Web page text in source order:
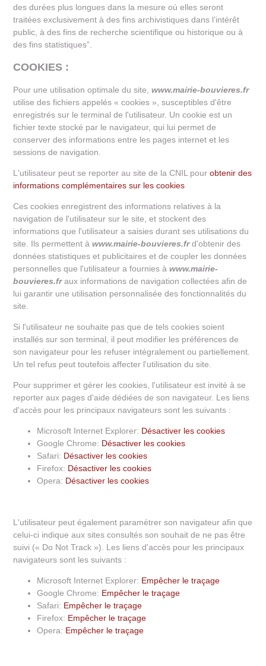
des durées plus longues dans la mesure où elles seront
traitées exclusivement à des fins archivistiques dans l’intérêt
public, à des fins de recherche scientifique ou historique ou à
des fins statistiques”.
COOKIES :
Pour une utilisation optimale du site,www.mairie-bouvieres.fr
utilise des fichiers appelés « cookies », susceptibles d'être
enregistrés sur le terminal de l'utilisateur. Un cookie est un
fichier texte stocké par le navigateur, qui lui permet de
conserver des informations entre les pages internet et les
sessions de navigation.
L'utilisateur peut se reporter au site de la CNIL pourobtenir des
informations complémentaires sur les cookies
Ces cookies enregistrent des informations relatives à la
navigation de l'utilisateur sur le site, et stockent des
informations que l'utilisateur a saisies durant ses utilisations du
site. Ils permettent àwww.mairie-bouvieres.frd'obtenir des
données statistiques et publicitaires et de coupler les données
personnelles que l'utilisateur a fournies àwww.mairie-
bouvieres.fraux informations de navigation collectées afin de
lui garantir une utilisation personnalisée des fonctionnalités du
site.
Si l'utilisateur ne souhaite pas que de tels cookies soient
installés sur son terminal, il peut modifier les préférences de
son navigateur pour les refuser intégralement ou partiellement.
Un tel refus peut toutefois affecter l'utilisation du site.
Pour supprimer et gérer les cookies, l'utilisateur est invité à se
reporter aux pages d'aide dédiées de son navigateur. Les liens
d'accès pour les principaux navigateurs sont les suivants :
Microsoft Internet Explorer: Désactiver les cookies
Google Chrome: Désactiver les cookies
Safari: Désactiver les cookies
Firefox: Désactiver les cookies
Opera: Désactiver les cookies
L'utilisateur peut également paramétrer son navigateur afin que
celui-ci indique aux sites consultés son souhait de ne pas être
suivi (« Do Not Track »). Les liens d'accès pour les principaux
navigateurs sont les suivants :
Microsoft Internet Explorer: Empêcher le traçage
Google Chrome: Empêcher le traçage
Safari: Empêcher le traçage
Firefox: Empêcher le traçage
Opera: Empêcher le traçage